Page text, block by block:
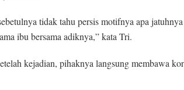
tidak tahu persis motifnya apa
ibu bersama adiknya,” kata Tri.
kejadian, pihaknya langsung membawa